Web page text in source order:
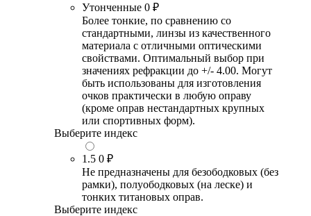
Утонченные 0 ₽
Более тонкие, по сравнению со
стандартными, линзы из качественного
материала с отличными оптическими
свойствами. Оптимальный выбор при
значениях рефракции до +/- 4.00. Могут
быть использованы для изготовления
очков практически в любую оправу
(кроме оправ нестандартных крупных
или спортивных форм).
Выберите индекс
1.5 0 ₽
Не предназначены для безободковых (без
рамки), полуободковых (на леске) и
тонких титановых оправ.
Выберите индекс